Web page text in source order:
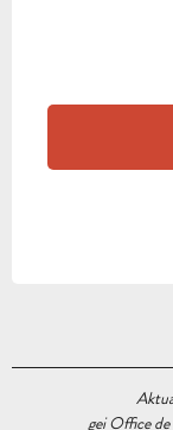
gei Office de